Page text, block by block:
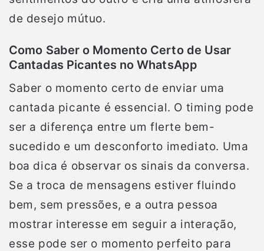
de desejo mútuo.
Como Saber o Momento Certo de Usar
Cantadas Picantes no WhatsApp
Saber o momento certo de enviar uma
cantada picante é essencial. O timing pode
ser a diferença entre um flerte bem-
sucedido e um desconforto imediato. Uma
boa dica é observar os sinais da conversa.
Se a troca de mensagens estiver fluindo
bem, sem pressões, e a outra pessoa
mostrar interesse em seguir a interação,
esse pode ser o momento perfeito para